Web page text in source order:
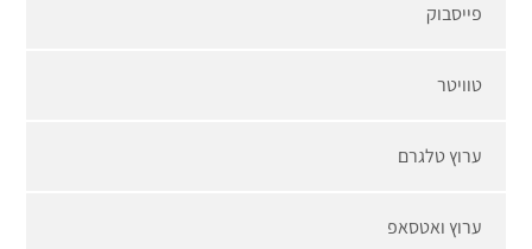
פייסבוק
טוויטר
ערוץ טלגרם
ערוץ ואטסאפ